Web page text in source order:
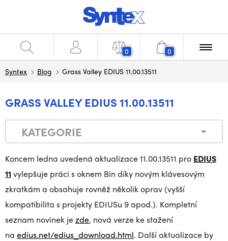
0 0
Syntex Blog Grass Valley EDIUS 11.00.13511
GRASS VALLEY EDIUS 11.00.13511
KATEGORIE
Koncem ledna uvedená aktualizace 11.00.13511 pro EDIUS
11 vylepšuje práci s oknem Bin díky novým klávesovým
zkratkám a obsahuje rovněž několik oprav (vyšší
kompatibilita s projekty EDIUSu 9 apod.). Kompletní
seznam novinek jezde, nová verze ke stažení
na edius.net/edius_download.html. Další aktualizace by